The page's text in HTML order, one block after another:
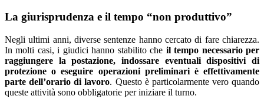
La giurisprudenza e il tempo “non produttivo”
Negli ultimi anni, diverse sentenze hanno cercato di fare chiarezza.
In molti casi, i giudici hanno stabilito che il tempo necessario per
raggiungere la postazione, indossare eventuali dispositivi di
protezione o eseguire operazioni preliminari è effettivamente
parte dell’orario di lavoro. Questo è particolarmente vero quando
queste attività sono obbligatorie per iniziare il turno.